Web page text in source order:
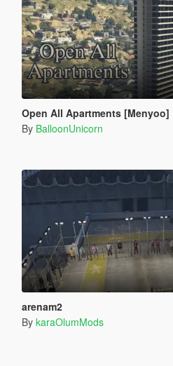
Open All Apartments [Menyoo]
By BalloonUnicorn
arenam2
By karaOlumMods